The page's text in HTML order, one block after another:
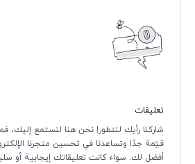
تعليقات
شاركنا رأيك لنتطور! نحن هنا لنستمع إليك،
قيّمة جدًا وتساعدنا في تحسين متجرنا
أفضل لك. سواء كانت تعليقاتك إيجابية أو